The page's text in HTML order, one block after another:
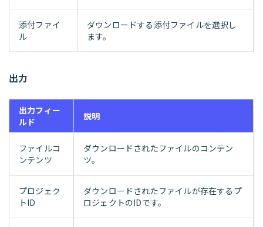
添付ファイ
ル
ダウンロードする添付ファイルを選択し
ます。
出力
出力フィー
ルド
説明
ファイルコ
ンテンツ
ダウンロードされたファイルのコンテン
ツ。
プロジェク
トID
ダウンロードされたファイルが存在するプ
ロジェクトのIDです。